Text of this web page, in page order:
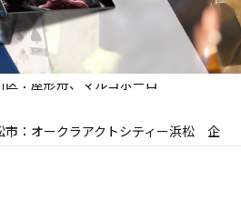
：屋形舟、マルコポーロ
市：オークラアクトシティー浜松 企
トマ…